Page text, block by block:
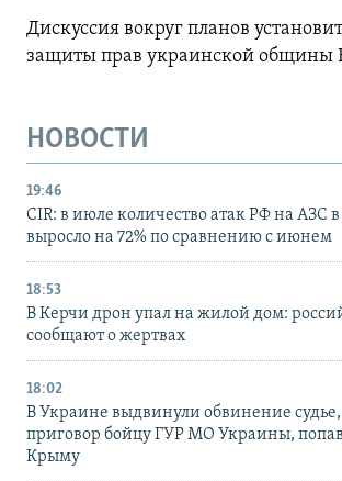
Дискуссия вокруг планов
защиты прав украинской общины
НОВОСТИ
19:46
CIR: в июле количество атак РФ на АЗС
выросло на 72% по сравнению с июнем
18:53
В Керчи дрон упал на жилой дом:
сообщают о жертвах
18:02
В Украине выдвинули обвинение
приговор бойцу ГУР МО Украины,
Крыму